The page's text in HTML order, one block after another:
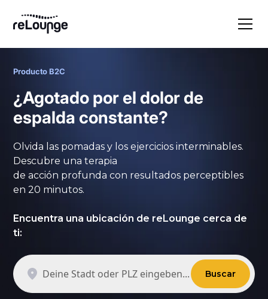
Producto B2C
¿Agotado por el dolor de
espalda constante?
Olvida las pomadas y los ejercicios interminables.
Descubre una terapia
de acción profunda con resultados perceptibles
en 20 minutos.
Encuentra una ubicación de reLounge cerca de
ti:
Buscar